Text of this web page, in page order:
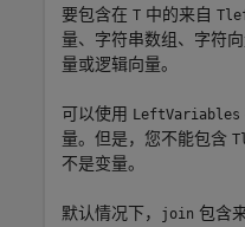
要包含在 T 中的来自
量、字符串数组、字符
量或逻辑向量。
可以使用 LeftVariables
量。但是，您不能包含
不是变量。
默认情况下， join 包含